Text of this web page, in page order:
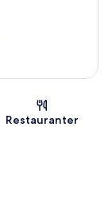
Restauranter